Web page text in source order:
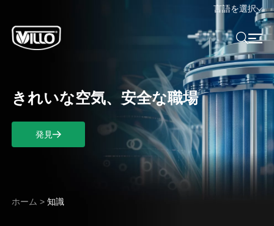
言語を選択
きれいな空気、安全な職場
発見
ホーム>知識